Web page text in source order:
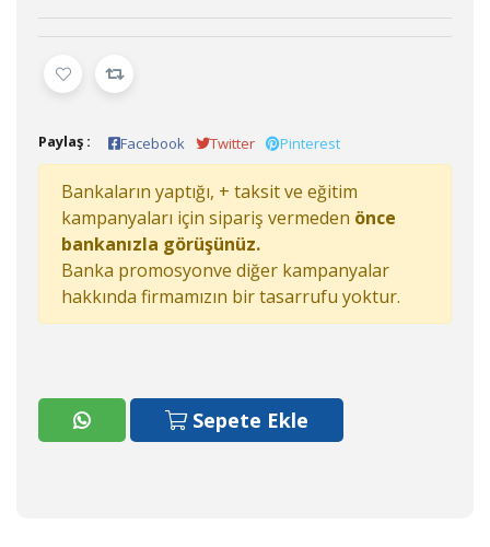
Paylaş : Facebook Twitter Pinterest
Bankaların yaptığı, + taksit ve eğitim
kampanyaları için sipariş vermeden önce
bankanızla görüşünüz.
Banka promosyonve diğer kampanyalar
hakkında firmamızın bir tasarrufu yoktur.
Sepete Ekle